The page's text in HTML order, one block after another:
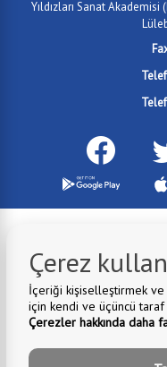
Yıldızları Sanat
Çerez
İçeriği kişiselleştirmek
için kendi ve üçüncü
Çerezler hakkında daha